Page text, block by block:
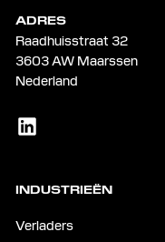
ADRES
Raadhuisstraat 32
3603 AW Maarssen
Nederland
INDUSTRIEËN
Verladers